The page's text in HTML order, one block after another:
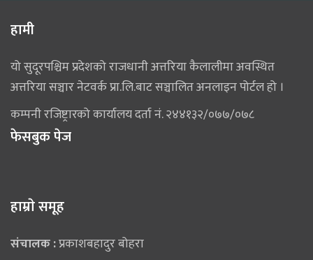
हामी
यो सुदूरपश्चिम प्रदेशको राजधानी अत्तरिया कैलालीमा अवस्थित
अत्तरिया सञ्चार नेटवर्क प्रा.लि.बाट सञ्चालित अनलाइन पोर्टल हो ।
कम्पनी रजिष्ट्रारको कार्यालय दर्ता नं. २४४१३२/०७७/०७८
फेसबुक पेज
हाम्राे समूह
संचालक :प्रकाशबहादुर बोहरा